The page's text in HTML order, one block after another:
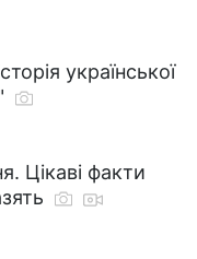
української
Цікаві факти